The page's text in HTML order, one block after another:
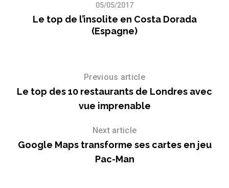
05/05/2017
Le top de l’insolite en Costa Dorada
(Espagne)
Previous article
Le top des 10 restaurants de Londres avec
vue imprenable
Next article
Google Maps transforme ses cartes en jeu
Pac-Man